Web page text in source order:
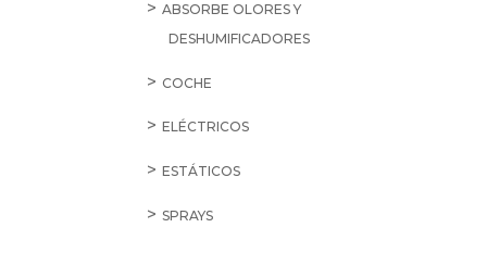
ABSORBE OLORES Y
DESHUMIFICADORES
COCHE
ELÉCTRICOS
ESTÁTICOS
SPRAYS